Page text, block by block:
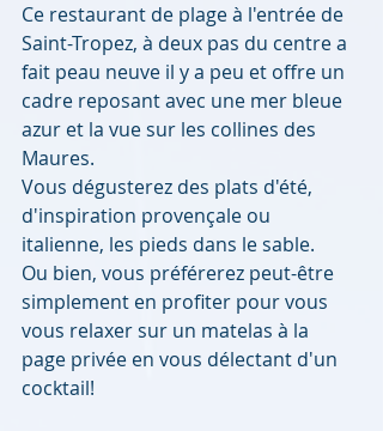
Ce restaurant de plage à l'entrée de
Saint-Tropez, à deux pas du centre a
fait peau neuve il y a peu et offre un
cadre reposant avec une mer bleue
azur et la vue sur les collines des
Maures.
Vous dégusterez des plats d'été,
d'inspiration provençale ou
italienne, les pieds dans le sable.
Ou bien, vous préférerez peut-être
simplement en profiter pour vous
vous relaxer sur un matelas à la
page privée en vous délectant d'un
cocktail!